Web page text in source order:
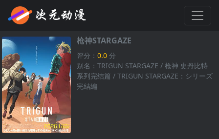
枪神STARGAZE
评分：0.0 分
别名：TRIGUN STARGAZE / 枪神 史丹比特
系列完结篇 / TRIGUN STARGAZE：シリーズ
完結編